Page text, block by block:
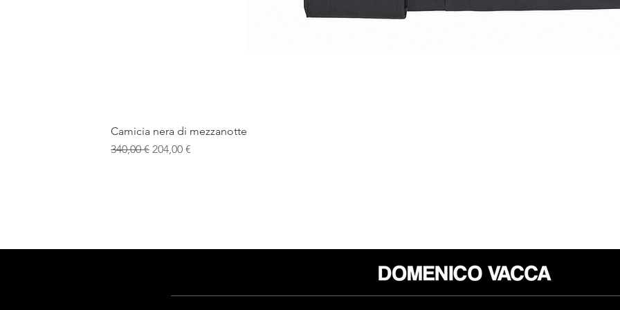
Camicia nera di mezzanotte
Prezzo regolare
340,00 € Prezzo scontato
204,00 €